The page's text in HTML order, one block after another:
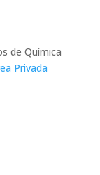
de Química
Privada